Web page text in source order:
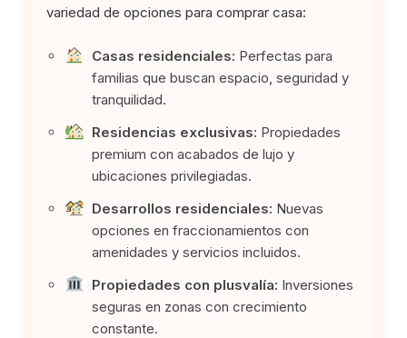
variedad de opciones para comprar casa:
Casas residenciales: Perfectas para
familias que buscan espacio, seguridad y
tranquilidad.
Residencias exclusivas: Propiedades
premium con acabados de lujo y
ubicaciones privilegiadas.
Desarrollos residenciales: Nuevas
opciones en fraccionamientos con
amenidades y servicios incluidos.
Propiedades con plusvalía: Inversiones
seguras en zonas con crecimiento
constante.